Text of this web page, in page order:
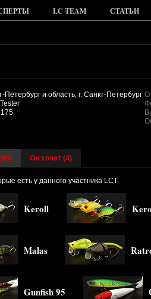
LC TEAM СТАТЬИ
Петербург и область, г. Санкт-Петербург
96) Он хочет (4)
есть у данного участника LCT
Keroll
Malas
Gunfish 95